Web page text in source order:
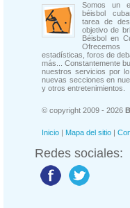
Somos un
béisbol
tarea de
objetivo de
Béisbol en
estadísticas, foros de
más... Constantemente
nuestros servicios por
nuevas secciones en
y otros entretenimientos.
© copyright 2009 - 2026
Inicio | Mapa del sitio |
Redes sociales: